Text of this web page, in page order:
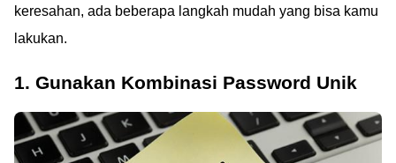
keresahan, ada beberapa langkah mudah yang bisa kamu
lakukan.
1. Gunakan Kombinasi Password Unik